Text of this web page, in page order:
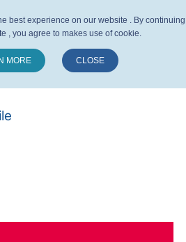
best experience on our website . By continuing
, you agree to makes use of cookie.
MORE CLOSE